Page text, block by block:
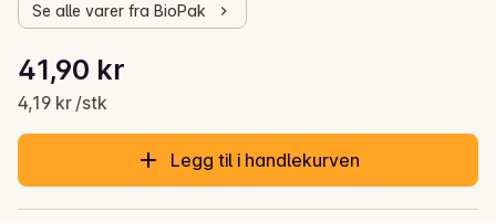
Se alle varer fra BioPak
Gjeldende pris er: 41,90 kr
41,90 kr
4,19 kr /stk
Stykkpris: 4,19 kr /stk
Legg til i handlekurven